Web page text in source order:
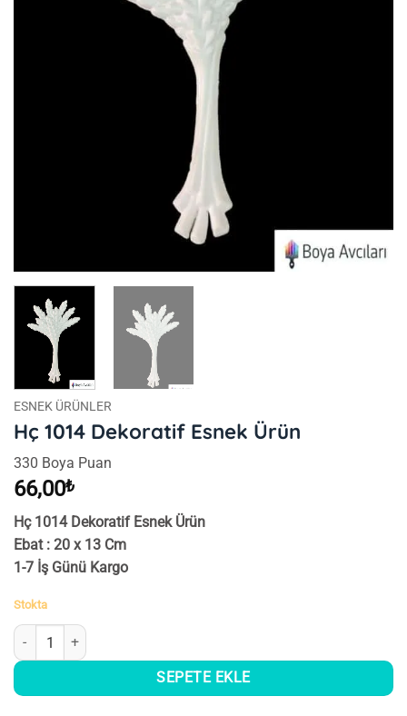
ESNEK ÜRÜNLER
Hç 1014 Dekoratif Esnek Ürün
330 Boya Puan
66,00₺
Hç 1014 Dekoratif Esnek Ürün
Ebat : 20 x 13 Cm
1-7 İş Günü Kargo
Stokta
Hç 1014 Dekoratif Esnek Ürün adet
SEPETE EKLE